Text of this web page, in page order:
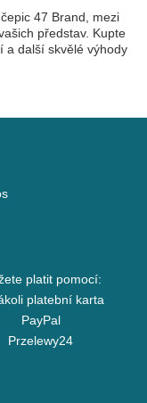
47 Brand, mezi
představ. Kupte
a další skvělé výhody
platit pomocí:
platební karta
PayPal
Przelewy24